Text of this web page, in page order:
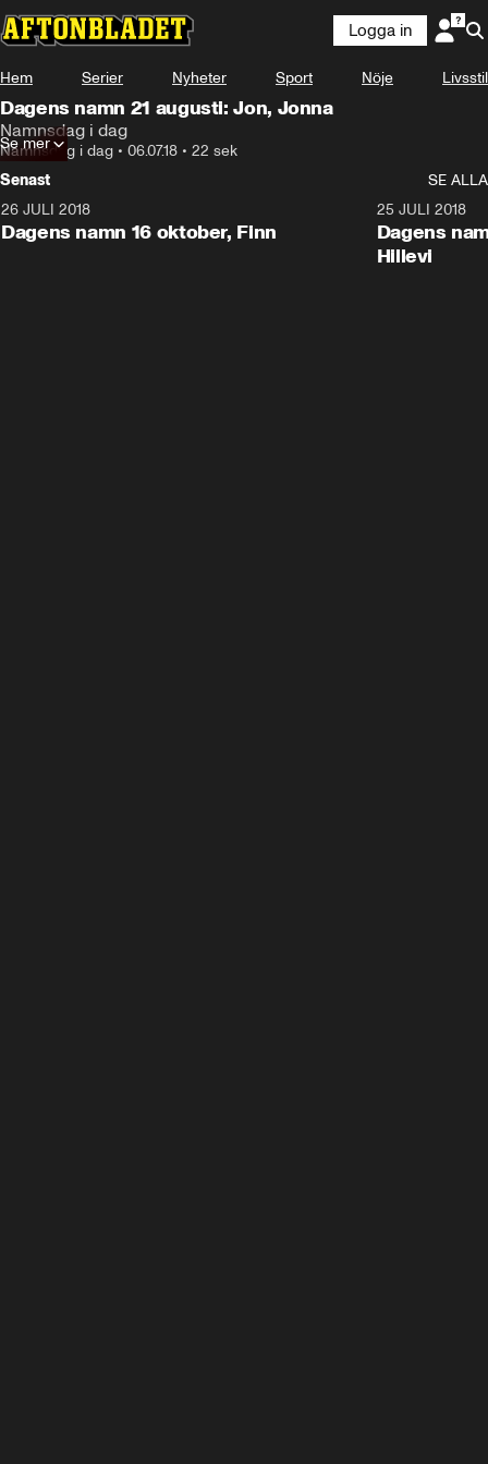
Logga in
Hem Serier Nyheter Sport Nöje Livsstil
Dagens namn 21 augusti: Jon, Jonna
Namnsdag i dag
Namnsdag i dag • 06.07.18 • 22 sek
Se mer
Senast
SE ALLA
26 JULI 2018
Dagens namn 16 oktober, Finn
25 JULI 2018
Dagens
Hillevi